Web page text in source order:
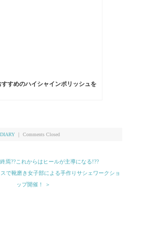
すめのハイシャインポリッシュを
DIARY Comments Closed
焉??これからはヒールが主導になる!??
で靴磨き女子部による手作りサシェワークショ
ップ開催！ ＞